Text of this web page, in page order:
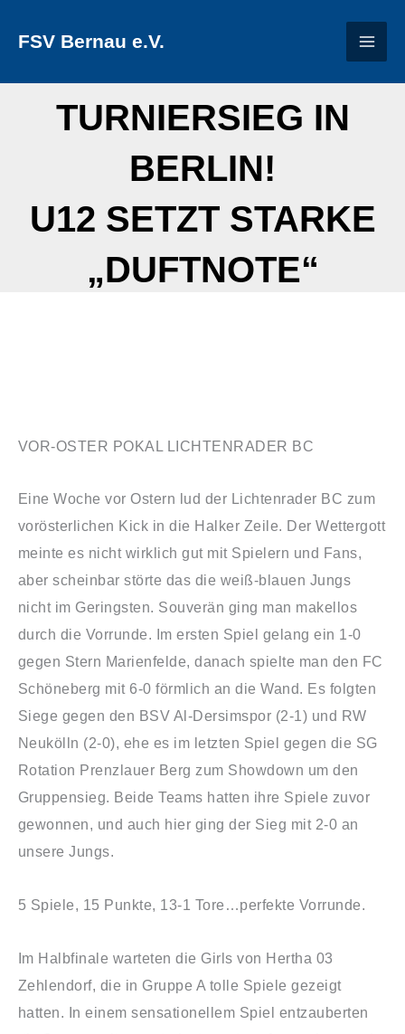
InhaltFSV Bernau e.V.
TURNIERSIEG IN
BERLIN!
U12 SETZT STARKE
„DUFTNOTE“
VOR-OSTER POKAL LICHTENRADER BC
EineWoche vor Ostern lud der Lichtenrader BC zum
vorösterlichen Kick in die Halker Zeile. Der Wettergott
meinte es nicht wirklich gut mit Spielern und Fans,
aber scheinbar störte das die weiß-blauen Jungs
nicht im Geringsten. Souverän ging man makellos
durch die Vorrunde. Im ersten Spiel gelang ein 1-0
gegen Stern Marienfelde, danach spielte man den FC
Schöneberg mit 6-0 förmlich an die Wand. Es folgten
Siege gegen den BSV Al-Dersimspor (2-1) und RW
Neukölln (2-0), ehe es im letzten Spiel gegen die SG
Rotation Prenzlauer Berg zum Showdown um den
Gruppensieg. Beide Teams hatten ihre Spiele zuvor
gewonnen, und auch hier ging der Sieg mit 2-0 an
unsere Jungs.
5 Spiele, 15 Punkte, 13-1 Tore…perfekte Vorrunde.
Im Halbfinale warteten die Girls von Hertha 03
Zehlendorf, die in Gruppe A tolle Spiele gezeigt
hatten. In einem sensationellem Spiel entzauberten